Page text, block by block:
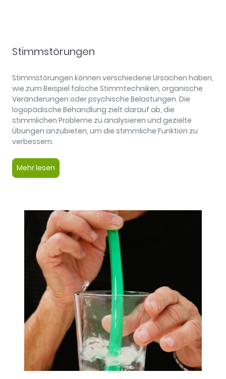
Stimmstörungen
Stimmstörungen können verschiedene Ursachen haben,
wie zum Beispiel falsche Stimmtechniken, organische
Veränderungen oder psychische Belastungen. Die
logopädische Behandlung zielt darauf ab, die
stimmlichen Probleme zu analysieren und gezielte
Übungen anzubieten, um die stimmliche Funktion zu
verbessern.
Mehr lesen